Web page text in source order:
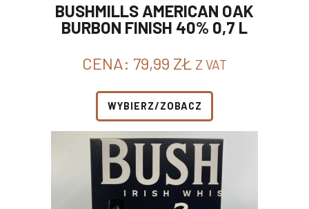
BUSHMILLS AMERICAN OAK
BURBON FINISH 40% 0,7 L
CENA: 79,99 ZŁ Z VAT
WYBIERZ/ZOBACZ